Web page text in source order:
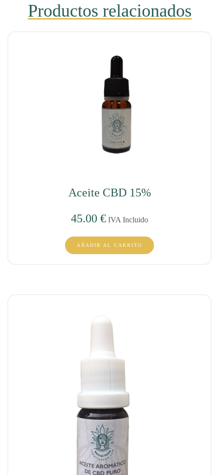
Productos relacionados
Aceite CBD 15%
45.00 € IVA Incluido
AÑADIR AL CARRITO